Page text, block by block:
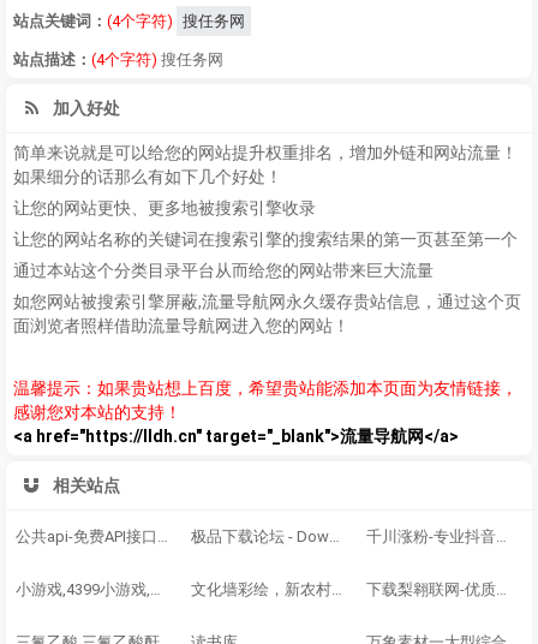
站点关键词： (4个字符) 搜任务网
站点描述： (4个字符) 搜任务网
加入好处
简单来说就是可以给您的网站提升权重排名，增加外链和网站流量！
如果细分的话那么有如下几个好处！
让您的网站更快、更多地被搜索引擎收录
让您的网站名称的关键词在搜索引擎的搜索结果的第一页甚至第一个
通过本站这个分类目录平台从而给您的网站带来巨大流量
如您网站被搜索引擎屏蔽,流量导航网永久缓存贵站信息，通过这个页
面浏览者照样借助流量导航网进入您的网站！
温馨提示：如果贵站想上百度，希望贵站能添加本页面为友情链接，
感谢您对本站的支持！
<a href="https://lldh.cn" target="_blank">流量导航网</a>
相关站点
极品下载论坛 - Down512.COM 千川涨粉-专业抖音涨粉｜千川投流涨粉源头｜抖音有效粉
文化墙彩绘，新农村墙绘，美丽乡村彩绘，文化墙壁画 下载梨翱联网-优质且充满趣味的知识交流平台